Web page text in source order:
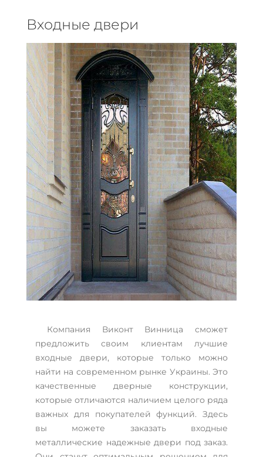
Входные двери
Компания Виконт Винница сможет
предложить своим клиентам лучшие
входные двери, которые только можно
найти на современном рынке Украины. Это
качественные дверные конструкции,
которые отличаются наличием целого ряда
важных для покупателей функций. Здесь
вы можете заказать входные
металлические надежные двери под заказ.